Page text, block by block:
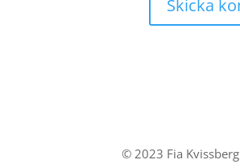
© 2023 Fia Kvissberg